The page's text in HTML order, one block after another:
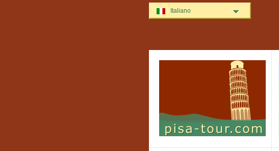
Italiano